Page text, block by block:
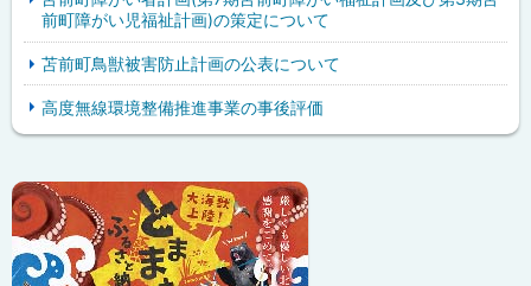
前町障がい児福祉計画)の策定について
苫前町鳥獣被害防止計画の公表について
高度無線環境整備推進事業の事後評価
サ
イ
ド
ッ
ク
ア